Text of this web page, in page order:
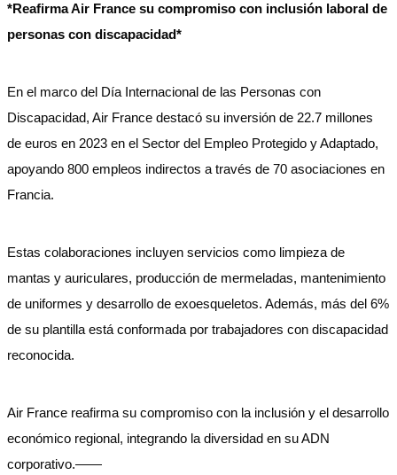
*Reafirma Air France su compromiso con inclusión laboral de
personas con discapacidad*
En el marco del Día Internacional de las Personas con
Discapacidad, Air France destacó su inversión de 22.7 millones
de euros en 2023 en el Sector del Empleo Protegido y Adaptado,
apoyando 800 empleos indirectos a través de 70 asociaciones en
Francia.
Estas colaboraciones incluyen servicios como limpieza de
mantas y auriculares, producción de mermeladas, mantenimiento
de uniformes y desarrollo de exoesqueletos. Además, más del 6%
de su plantilla está conformada por trabajadores con discapacidad
reconocida.
Air France reafirma su compromiso con la inclusión y el desarrollo
económico regional, integrando la diversidad en su ADN
corporativo.——